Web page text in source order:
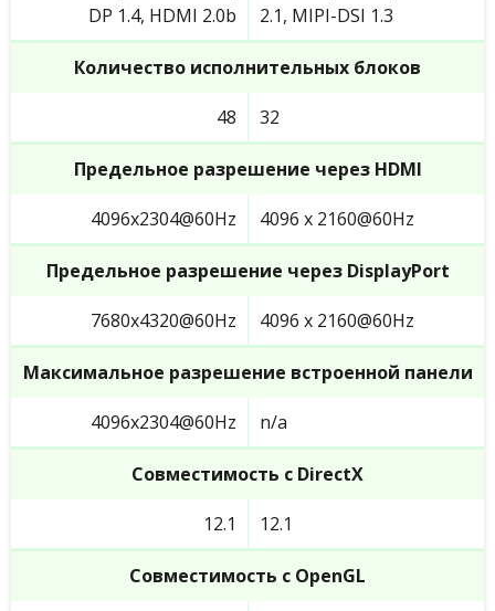
DP 1.4, HDMI 2.0b
2.1, MIPI-DSI 1.3
Количество исполнительных блоков
48 32
Предельное разрешение через HDMI
4096x2304@60Hz 4096 x 2160@60Hz
Предельное разрешение через DisplayPort
7680x4320@60Hz 4096 x 2160@60Hz
Максимальное разрешение встроенной панели
4096x2304@60Hz n/a
Совместимость с DirectX
12.1 12.1
Совместимость с OpenGL